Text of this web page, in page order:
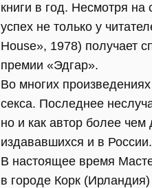
книги в год. Несмотря на
успех не только у
House», 1978) получает
премии «Эдгар».
Во многих
секса. Последнее
но и как автор более чем
издававшихся и в России.
В настоящее время
в городе Корк